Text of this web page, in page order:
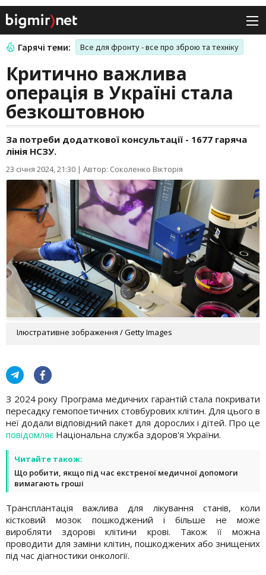
Гарячі теми: Все для фронту - все про зброю та техніку
Критично важлива
операція в Україні стала
безкоштовною
За потреби додаткової консультації - 1677 гаряча
лінія НСЗУ.
23 січня 2024, 21:30 | Автор: Соколенко Вікторія
Ілюстративне зображення / Getty Images
З 2024 року Програма медичних гарантій стала покривати
пересадку гемопоетичних стовбурових клітин. Для цього в
неї додали відповідний пакет для дорослих і дітей. Про це
повідомляє Національна служба здоров'я України.
Читайте також:
Що робити, якщо під час екстреної медичної допомоги
вимагають гроші
Трансплантація важлива для лікування станів, коли
кістковий мозок пошкоджений і більше не може
виробляти здорові клітини крові. Також її можна
проводити для заміни клітин, пошкоджених або знищених
під час діагностики онкології.